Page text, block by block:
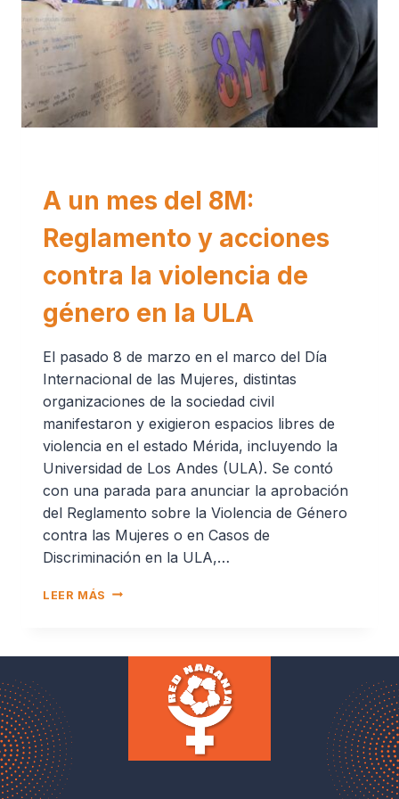
A un mes del 8M:
Reglamento y acciones
contra la violencia de
género en la ULA
El pasado 8 de marzo en el marco del Día
Internacional de las Mujeres, distintas
organizaciones de la sociedad civil
manifestaron y exigieron espacios libres de
violencia en el estado Mérida, incluyendo la
Universidad de Los Andes (ULA). Se contó
con una parada para anunciar la aprobación
del Reglamento sobre la Violencia de Género
contra las Mujeres o en Casos de
Discriminación en la ULA,…
LEER MÁS